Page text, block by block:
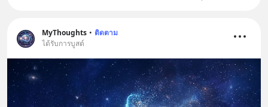
MyThoughts • ติดตาม
ได้รับการบูสต์